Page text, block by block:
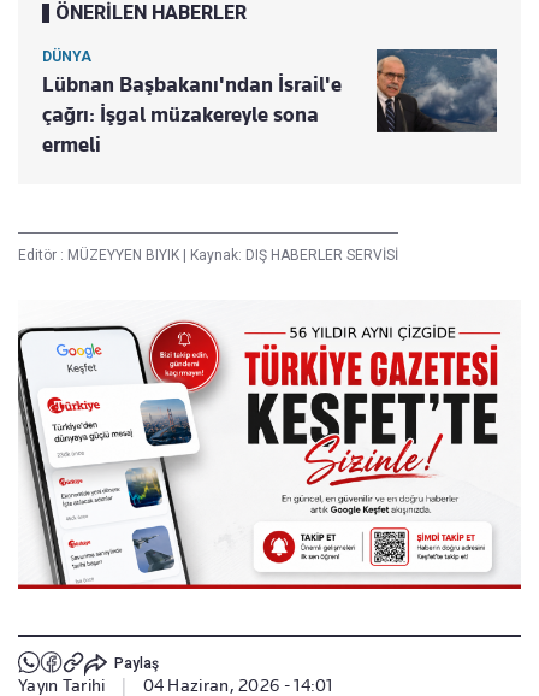
ÖNERİLEN HABERLER
DÜNYA
Lübnan Başbakanı'ndan İsrail'e
çağrı: İşgal müzakereyle sona
ermeli
Editör : MÜZEYYEN BIYIK Kaynak: DIŞ HABERLER SERVİSİ
Paylaş
Yayın Tarihi 04 Haziran, 2026 - 14:01